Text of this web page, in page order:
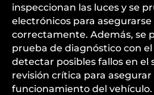
inspeccionan las luces y se
electrónicos para
correctamente. Además, se
prueba de diagnóstico con
detectar posibles fallos en el
revisión crítica para asegurar
funcionamiento del vehículo.